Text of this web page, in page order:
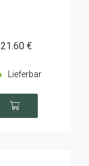
21.60 €
Lieferbar